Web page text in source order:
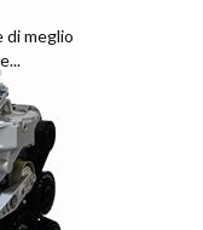
di meglio